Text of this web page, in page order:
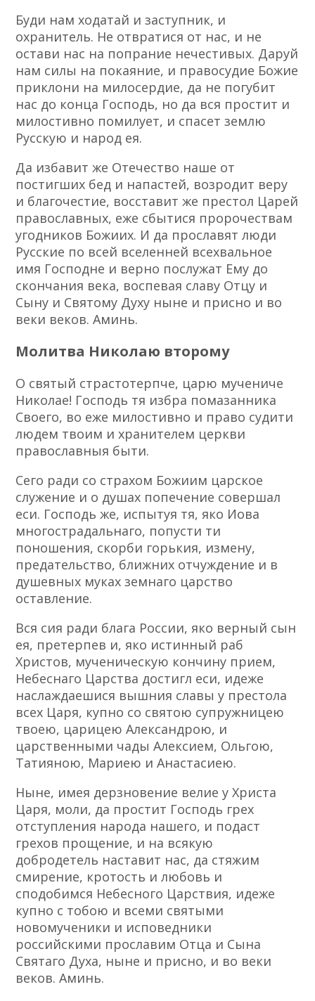
Буди нам ходатай и заступник, и
охранитель. Не отвратися от нас, и не
остави нас на попрание нечестивых. Даруй
нам силы на покаяние, и правосудие Божие
приклони на милосердие, да не погубит
нас до конца Господь, но да вся простит и
милостивно помилует, и спасет землю
Русскую и народ ея.
Да избавит же Отечество наше от
постигших бед и напастей, возродит веру
и благочестие, восставит же престол Царей
православных, еже сбытися пророчествам
угодников Божиих. И да прославят люди
Русские по всей вселенней всехвальное
имя Господне и верно послужат Ему до
скончания века, воспевая славу Отцу и
Сыну и Святому Духу ныне и присно и во
веки веков. Аминь.
Молитва Николаю второму
О святый страстотерпче, царю мучениче
Николае! Господь тя избра помазанника
Своего, во еже милостивно и право судити
людем твоим и хранителем церкви
православныя быти.
Сего ради со страхом Божиим царское
служение и о душах попечение совершал
еси. Господь же, испытуя тя, яко Иова
многострадальнаго, попусти ти
поношения, скорби горькия, измену,
предательство, ближних отчуждение и в
душевных муках земнаго царство
оставление.
Вся сия ради блага России, яко верный сын
ея, претерпев и, яко истинный раб
Христов, мученическую кончину прием,
Небеснаго Царства достигл еси, идеже
наслаждаешися вышния славы у престола
всех Царя, купно со святою супружницею
твоею, царицею Александрою, и
царственными чады Алексием, Ольгою,
Татияною, Мариею и Анастасиею.
Ныне, имея дерзновение велие у Христа
Царя, моли, да простит Господь грех
отступления народа нашего, и подаст
грехов прощение, и на всякую
добродетель наставит нас, да стяжим
смирение, кротость и любовь и
сподобимся Небесного Царствия, идеже
купно с тобою и всеми святыми
новомученики и исповедники
российскими прославим Отца и Сына
Святаго Духа, ныне и присно, и во веки
веков. Аминь.